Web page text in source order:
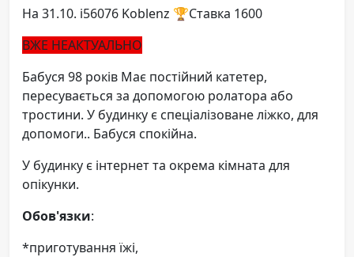
На 31.10. ℹ️56076 Koblenz 🏆Ставка 1600
ВЖЕ НЕАКТУАЛЬНО
Бабуся 98 років Має постійний катетер,
пересувається за допомогою ролатора або
тростини. У будинку є спеціалізоване ліжко, для
допомоги.. Бабуся спокійна.
У будинку є інтернет та окрема кімната для
опікунки.
Обов'язки:
*приготування їжі,